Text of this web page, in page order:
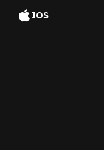
IOS